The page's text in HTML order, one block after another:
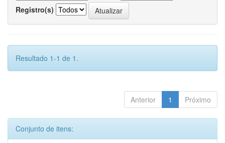
Registro(s)
Resultado 1-1 de 1.
Anterior 1 Próximo
Conjunto de itens: